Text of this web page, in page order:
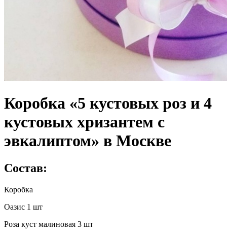
Коробка «5 кустовых роз и 4
кустовых хризантем с
эвкалиптом» в Москве
Состав:
Коробка
Оазис 1 шт
Роза куст малиновая 3 шт